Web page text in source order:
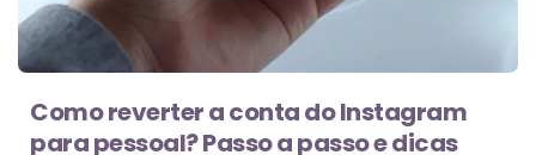
Como reverter a conta do Instagram
para pessoal? Passo a passo e dicas